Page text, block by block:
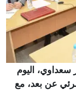
سعداوي، اليوم
عن بعد، مع